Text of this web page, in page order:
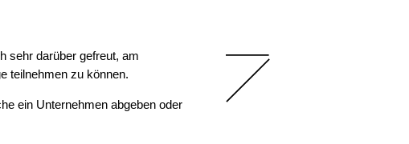
sehr darüber gefreut, am
teilnehmen zu können.
ein Unternehmen abgeben oder